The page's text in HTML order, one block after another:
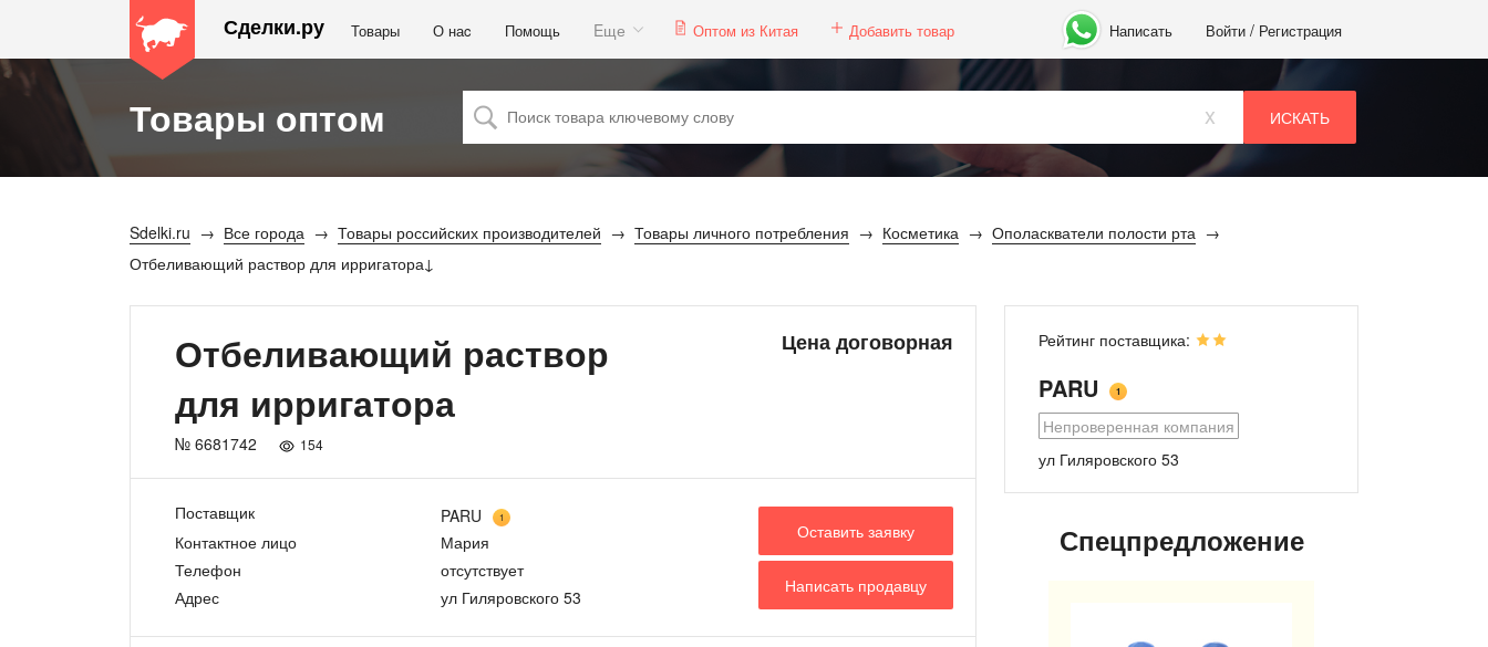
Сделки.ру Написать Войти / Регистрация
Товары О наc Помощь Eще Оптом из Китая Добавить товар
Товары оптом x
Sdelki.ru Все города Товары российских производителей Товары личного потребления Косметика
Ополаскватели полости рта
Отбеливающий раствор для ирригатора
Отбеливающий раствор
для ирригатора
№ 6681742 154
Цена договорная
Поставщик PARU 1
Контактное лицо
Мария
Телефон
отсутствует
Адрес
ул Гиляровского 53
Оставить заявку
Написать продавцу
Рейтинг поставщика:
PARU 1
Непроверенная компания
ул Гиляровского 53
Спецпредложение